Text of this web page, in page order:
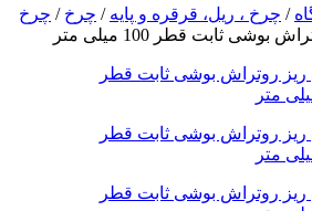
/ چرخ ، ریل، قرقره و پایه / چرخ / چرخ
ثابت قطر 100 میلی متر